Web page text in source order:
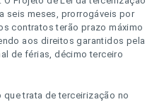
seis meses, prorrogáveis por
contratos terão prazo máximo
aos direitos garantidos pela
de férias, décimo terceiro
trata de terceirização no